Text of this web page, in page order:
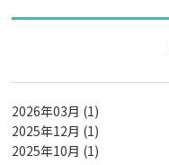
2026年03月 (1)
2025年12月 (1)
2025年10月 (1)